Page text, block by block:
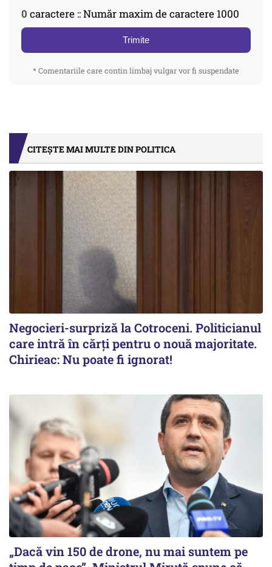
0 caractere :: Număr maxim de caractere 1000
Trimite
* Comentariile care contin limbaj vulgar vor fi suspendate
CITEȘTE MAI MULTE DIN POLITICA
Negocieri-surpriză la Cotroceni. Politicianul
care intră în cărți pentru o nouă majoritate.
Chirieac: Nu poate fi ignorat!
„Dacă vin 150 de drone, nu mai suntem pe